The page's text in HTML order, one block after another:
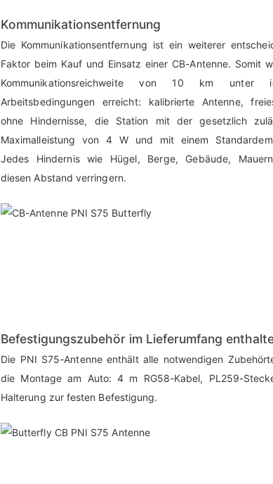
Kommunikationsentfernung
Die Kommunikationsentfernung ist ein weiterer
Faktor beim Kauf und Einsatz einer CB-Antenne. Somit
Kommunikationsreichweite von 10 km unter
Arbeitsbedingungen erreicht: kalibrierte Antenne,
ohne Hindernisse, die Station mit der gesetzlich
Maximalleistung von 4 W und mit einem
Jedes Hindernis wie Hügel, Berge, Gebäude,
diesen Abstand verringern.
Befestigungszubehör im Lieferumfang
Die PNI S75-Antenne enthält alle notwendigen
die Montage am Auto: 4 m RG58-Kabel, PL259-
Halterung zur festen Befestigung.